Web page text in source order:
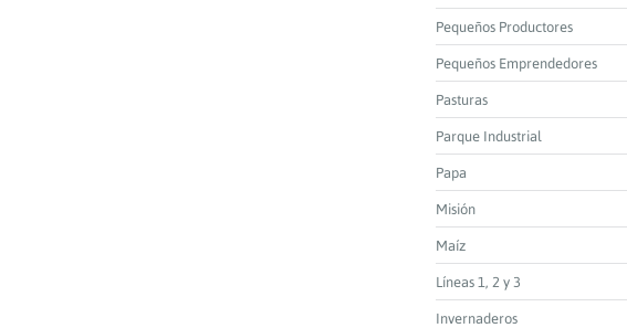
Pequeños Productores
Pequeños Emprendedores
Pasturas
Parque Industrial
Papa
Misión
Maíz
Líneas 1, 2 y 3
Invernaderos